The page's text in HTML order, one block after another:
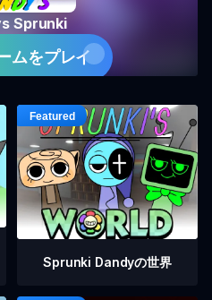
Sprunki
ムをプレイ
Sprunki Dandyの世界